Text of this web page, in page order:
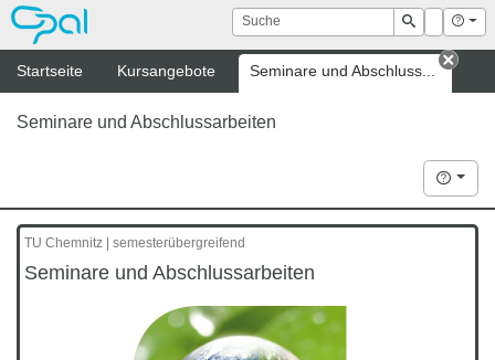
OPAL Suche
Suchen
Login Hilfe
Startseite Kursangebote Seminare und Abschluss...
Tab
Seminare und Abschlussarbeiten
Hilfe
TU Chemnitz | semesterübergreifend
Seminare und Abschlussarbeiten